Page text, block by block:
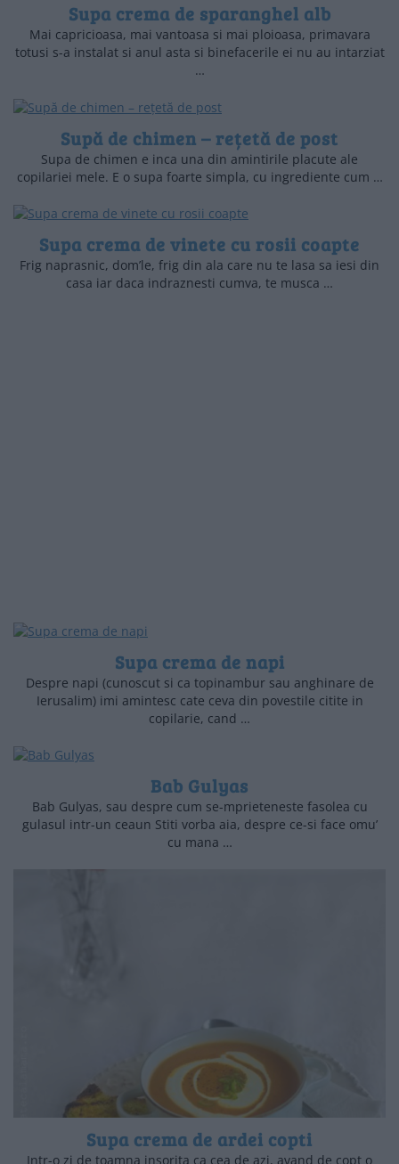
Supa crema de sparanghel alb
Mai capricioasa, mai vantoasa si mai ploioasa, primavara
totusi s-a instalat si anul asta si binefacerile ei nu au intarziat
…
Supă de chimen – rețetă de post
Supa de chimen e inca una din amintirile placute ale
copilariei mele. E o supa foarte simpla, cu ingrediente cum …
Supa crema de vinete cu rosii coapte
Frig naprasnic, dom’le, frig din ala care nu te lasa sa iesi din
casa iar daca indraznesti cumva, te musca …
Supa crema de napi
Despre napi (cunoscut si ca topinambur sau anghinare de
Ierusalim) imi amintesc cate ceva din povestile citite in
copilarie, cand …
Bab Gulyas
Bab Gulyas, sau despre cum se-mprieteneste fasolea cu
gulasul intr-un ceaun Stiti vorba aia, despre ce-si face omu’
cu mana …
Supa crema de ardei copti
Intr-o zi de toamna insorita ca cea de azi, avand de copt o